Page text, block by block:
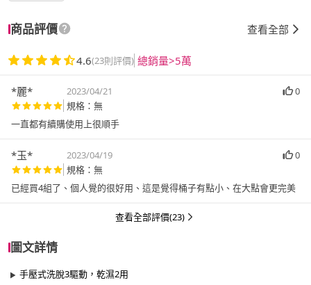
商品評價 查看全部
4.6(23則評價) 總銷量>5萬
*麗* 2023/04/21
0
規格：無
一直都有續購使用上很順手
*玉* 2023/04/19
0
規格：無
已經買4組了、個人覺的很好用、這是覺得桶子有點小、在大點會更完美
查看全部評價(23)
圖文詳情
手壓式洗脫3驅動，乾濕2用